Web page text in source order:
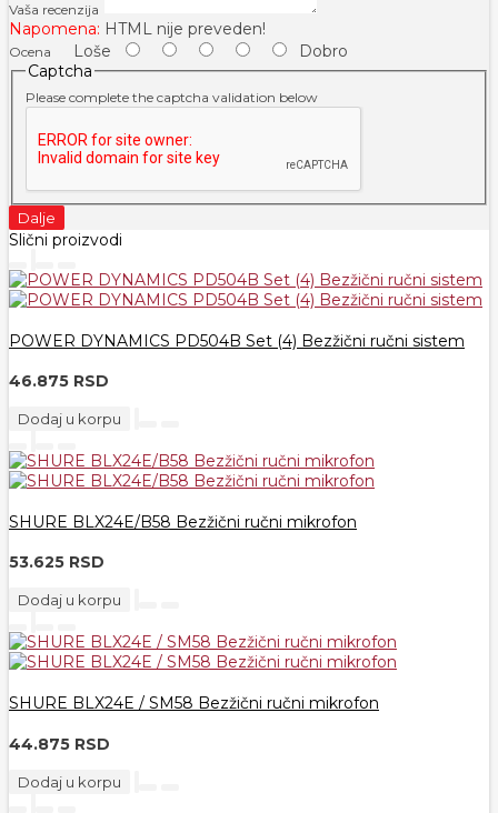
Vaša recenzija
Napomena: HTML nije preveden!
Ocena Loše
Dobro
Captcha
Please complete the captcha validation below
Dalje
Slični proizvodi
POWER DYNAMICS PD504B Set (4) Bezžični ručni sistem
46.875 RSD
Dodaj u korpu
SHURE BLX24E/B58 Bezžični ručni mikrofon
53.625 RSD
Dodaj u korpu
SHURE BLX24E / SM58 Bezžični ručni mikrofon
44.875 RSD
Dodaj u korpu